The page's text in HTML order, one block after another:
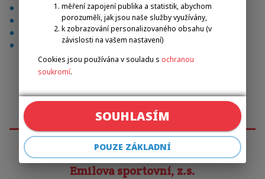
kuželky a bowling
přehazovaná
Emilova sportovní, z.s.
měření zapojení publika a statistik, abychom
porozuměli, jak jsou naše služby využívány,
k zobrazování personalizovaného obsahu (v
závislosti na vašem nastavení)
Cookies jsou používána v souladu s ochranou
soukromí.
POUZE ZÁKLADNÍ
SOUHLASÍM